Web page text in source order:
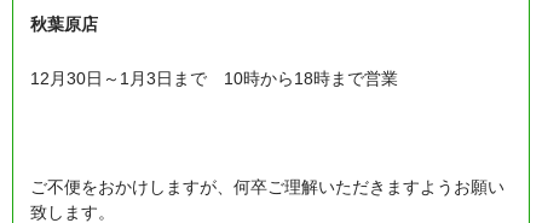
秋葉原店
12月30日～1月3日まで 10時から18時まで営業
ご不便をおかけしますが、何卒ご理解いただきますようお願い
致します。